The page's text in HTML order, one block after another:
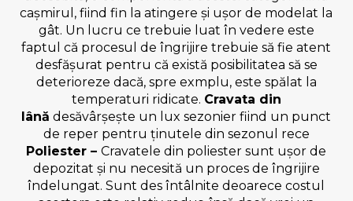
cașmirul, fiind fin la atingere și ușor de modelat la
gât. Un lucru ce trebuie luat în vedere este
faptul că procesul de îngrijire trebuie să fie atent
desfășurat pentru că există posibilitatea să se
deterioreze dacă, spre exmplu, este spălat la
temperaturi ridicate. Cravata din
lână desăvârșește un lux sezonier fiind un punct
de reper pentru ținutele din sezonul rece
Poliester –Cravatele din poliester sunt ușor de
depozitat și nu necesită un proces de îngrijire
îndelungat. Sunt des întâlnite deoarece costul